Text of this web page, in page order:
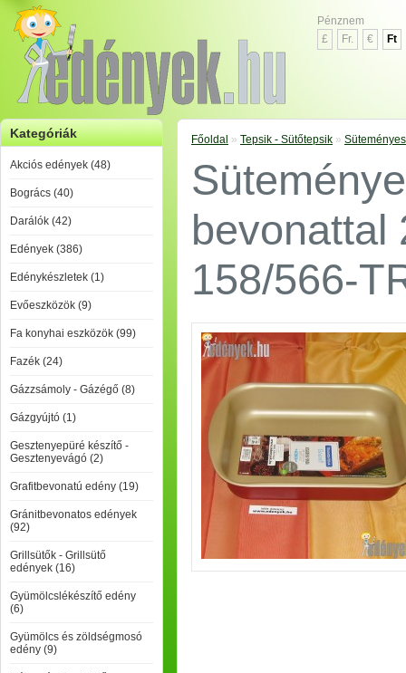
Pénznem
£
Fr. € Ft
Kategóriák
Akciós edények (48)
Bogrács (40)
Darálók (42)
Edények (386)
Edénykészletek (1)
Evőeszközök (9)
Fa konyhai eszközök (99)
Fazék (24)
Gázzsámoly - Gázégő (8)
Gázgyújtó (1)
Gesztenyepüré készítő -
Gesztenyevágó (2)
Grafitbevonatú edény (19)
Gránitbevonatos edények
(92)
Grillsütők - Grillsütő
edények (16)
Gyümölcslékészítő edény
(6)
Gyümölcs és zöldségmosó
edény (9)
Főoldal » Tepsik - Sütőtepsik »
bevonattal
158/566-